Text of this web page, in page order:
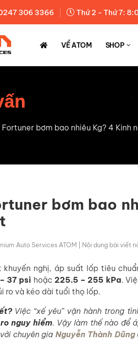
306 3366 Thứ 2 - Thứ 7:
VỀ ATOM SHOP
bơm bao nhiêu Kg? 4 Kinh
bơm bao
Auto Services ATOM | Nội dung bài viết
khuyến nghị, áp suất lốp tiêu
37 psi hoặc 225.5 – 255 kPa.
ro và kéo dài tuổi thọ lốp.
Việc “xế yêu” vận hành trong
nguy hiểm. Vậy làm thế nào để
chuyên gia Nguyễn Thành Dũng